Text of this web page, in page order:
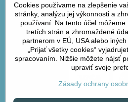
Facebook
Instagram
Pinterest
Mapa
Cookies používame na zlepšenie
stránky, analýzu jej výkonnosti a
používaní. Na tento účel
tretích strán a zhromaždené
partnerom v EÚ, USA alebo
„Prijať všetky cookies“
spracovaním. Nižšie môžete nájsť
upraviť svoje
Zásady ochrany